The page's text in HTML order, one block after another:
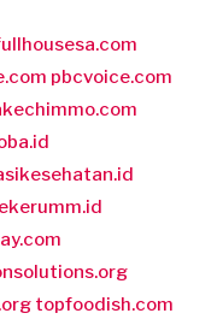
pbcvoice.com
topfoodish.com